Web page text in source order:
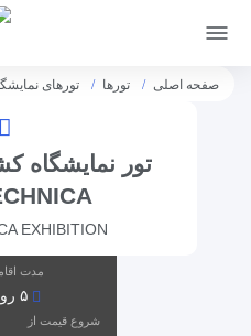
صفحه اصلی تورها تورهای
تور نمایشگاه
EXHIBITION
مدت
۵ روز
شروع قیمت از